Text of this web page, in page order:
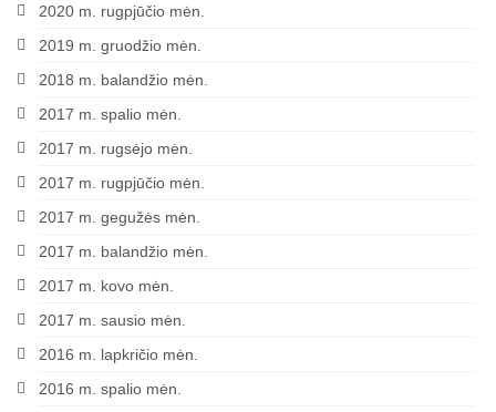
2020 m. rugpjūčio mėn.
2019 m. gruodžio mėn.
2018 m. balandžio mėn.
2017 m. spalio mėn.
2017 m. rugsėjo mėn.
2017 m. rugpjūčio mėn.
2017 m. gegužės mėn.
2017 m. balandžio mėn.
2017 m. kovo mėn.
2017 m. sausio mėn.
2016 m. lapkričio mėn.
2016 m. spalio mėn.